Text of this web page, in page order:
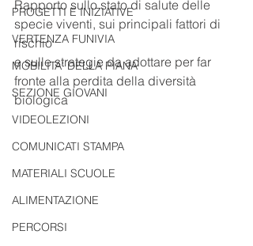
PROGETTI E INIZIATIVE
VERTENZA FUNIVIA
MOBILITA' DELLA PIANA
SEZIONE GIOVANI
VIDEOLEZIONI
COMUNICATI STAMPA
MATERIALI SCUOLE
ALIMENTAZIONE
PERCORSI
Rapporto sullo stato di salute delle
specie viventi, sui principali fattori di
rischio
e sulle strategie da adottare per far
fronte alla perdita della diversità
biologica